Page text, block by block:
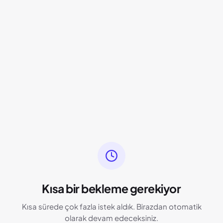
Kısa bir bekleme gerekiyor
Kısa sürede çok fazla istek aldık. Birazdan otomatik
olarak devam edeceksiniz.